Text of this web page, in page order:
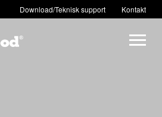
Download/Teknisk support Kontakt